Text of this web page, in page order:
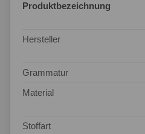
Produktbezeichnung
Hersteller
Grammatur
Material
Stoffart